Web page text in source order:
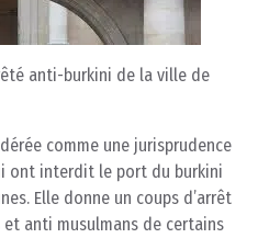
anti-burkini de la ville de
comme une jurisprudence
ont interdit le port du burkini
Elle donne un coups d’arrêt
anti musulmans de certains